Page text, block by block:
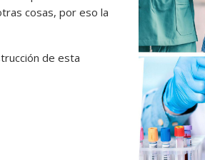
cosas, por eso la
de esta